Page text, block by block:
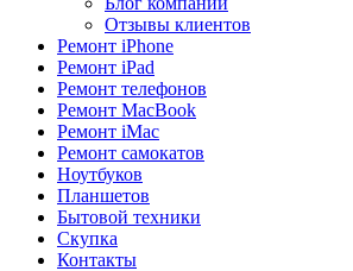
Отзывы клиентов
Ремонт iPhone
Ремонт iPad
Ремонт телефонов
Ремонт MacBook
Ремонт iMac
Ремонт самокатов
Ноутбуков
Планшетов
Бытовой техники
Скупка
Контакты